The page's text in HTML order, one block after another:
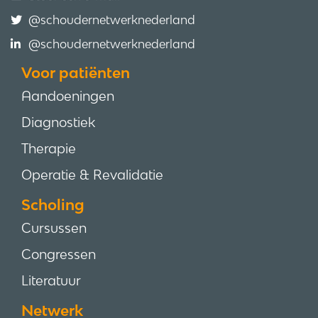
@schoudernetwerknederland
@schoudernetwerknederland
Voor patiënten
Aandoeningen
Diagnostiek
Therapie
Operatie & Revalidatie
Scholing
Cursussen
Congressen
Literatuur
Netwerk